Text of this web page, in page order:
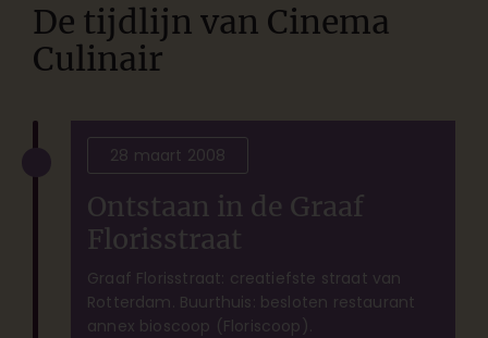
De tijdlijn van Cinema
Culinair
28 maart 2008
Ontstaan in de Graaf
Florisstraat
Graaf Florisstraat: creatiefste straat van
Rotterdam. Buurthuis: besloten restaurant
annex bioscoop (Floriscoop).